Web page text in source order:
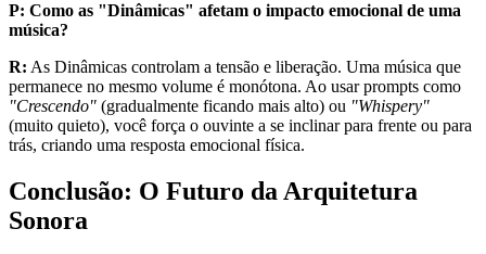
P: Como as "Dinâmicas" afetam o impacto emocional de uma
música?
R: As Dinâmicas controlam a tensão e liberação. Uma música que
permanece no mesmo volume é monótona. Ao usar prompts como
"Crescendo" (gradualmente ficando mais alto) ou "Whispery"
(muito quieto), você força o ouvinte a se inclinar para frente ou para
trás, criando uma resposta emocional física.
Conclusão: O Futuro da Arquitetura
Sonora